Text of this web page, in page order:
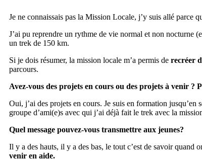
Je ne connaissais pas la Mission Locale, j’y suis allé parce
J’ai pu reprendre un rythme de vie normal et non nocturne
un trek de 150 km.
Si je dois résumer, la mission locale m’a permis de recréer
parcours.
Avez-vous des projets en cours ou des projets à venir ?
Oui, j’ai des projets en cours. Je suis en formation
groupe d’ami(e)s avec qui j’ai déjà fait le trek avec la
Quel message pouvez-vous transmettre aux jeunes?
Il y a des hauts, il y a des bas, le tout c’est de savoir quand
venir en aide.